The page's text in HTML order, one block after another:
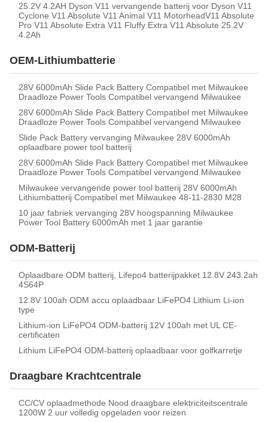
25.2V 4.2AH Dyson V11 vervangende batterij voor Dyson V11
Cyclone V11 Absolute V11 Animal V11 MotorheadV11 Absolute
Pro V11 Absolute Extra V11 Fluffy Extra V11 Absolute 25.2V
4.2Ah
OEM-Lithiumbatterie
28V 6000mAh Slide Pack Battery Compatibel met Milwaukee
Draadloze Power Tools Compatibel vervangend Milwaukee
28V 6000mAh Slide Pack Battery Compatibel met Milwaukee
Draadloze Power Tools Compatibel vervangend Milwaukee
Slide Pack Battery vervanging Milwaukee 28V 6000mAh
oplaadbare power tool batterij
28V 6000mAh Slide Pack Battery Compatibel met Milwaukee
Draadloze Power Tools Compatibel vervangend Milwaukee
Milwaukee vervangende power tool batterij 28V 6000mAh
Lithiumbatterij Compatibel met Milwaukee 48-11-2830 M28
10 jaar fabriek vervanging 28V hoogspanning Milwaukee
Power Tool Battery 6000mAh met 1 jaar garantie
ODM-Batterij
Oplaadbare ODM batterij, Lifepo4 batterijpakket 12.8V 243.2ah
4S64P
12.8V 100ah ODM accu oplaadbaar LiFePO4 Lithium Li-ion
type
Lithium-ion LiFePO4 ODM-batterij 12V 100ah met UL CE-
certificaten
Lithium LiFePO4 ODM-batterij oplaadbaar voor golfkarretje
Draagbare Krachtcentrale
CC/CV oplaadmethode Nood draagbare elektriciteitscentrale
1200W 2 uur volledig opgeladen voor reizen